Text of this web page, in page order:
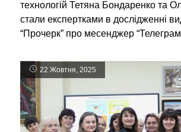
технологій Тетяна Бондаренко та
стали експертками в дослідженні
“Прочерк” про месенджер
22 Жовтня, 2025